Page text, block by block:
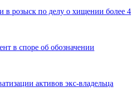
в розыск по делу о хищении более 4
в споре об обозначении
активов экс-владельца